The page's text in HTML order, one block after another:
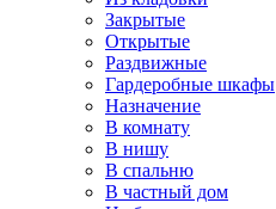
Закрытые
Открытые
Раздвижные
Гардеробные шкафы
Назначение
В комнату
В нишу
В спальню
В частный дом